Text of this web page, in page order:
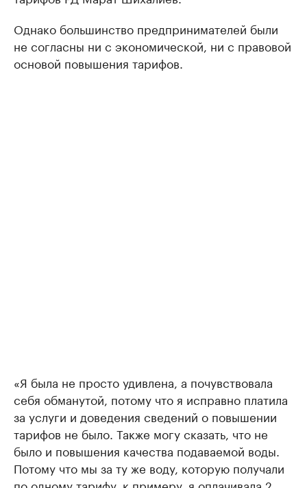
Однако большинство предпринимателей были
не согласны ни с экономической, ни с правовой
основой повышения тарифов.
«Я была не просто удивлена, а почувствовала
себя обманутой, потому что я исправно платила
за услуги и доведения сведений о повышении
тарифов не было. Также могу сказать, что не
было и повышения качества подаваемой воды.
Потому что мы за ту же воду, которую получали